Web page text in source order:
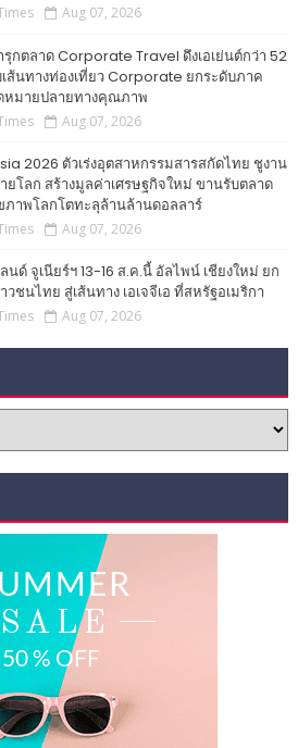
Aug 07, 2026
กตลาด Corporate Travel ดึงเอเย่นต์กว่า 52
ส้นทางท่องเที่ยว Corporate ยกระดับภาค
หมายปลายทางคุณภาพ
Aug 07, 2026
2026 ตัวเร่งอุตสาหกรรมสารสกัดไทย ชูงาน
ยโลก สร้างมูลค่าเศรษฐกิจใหม่ ขานรับตลาด
าพโลกโตทะลุล้านล้านดอลลาร์
Aug 07, 2026
นด์ จูเนียร์ฯ 13-16 ส.ค.นี้ อัลไพน์ เชียงใหม่ ยก
วชนไทย สู่เส้นทาง เอเจจีเอ ที่สหรัฐอเมริกา
Aug 07, 2026